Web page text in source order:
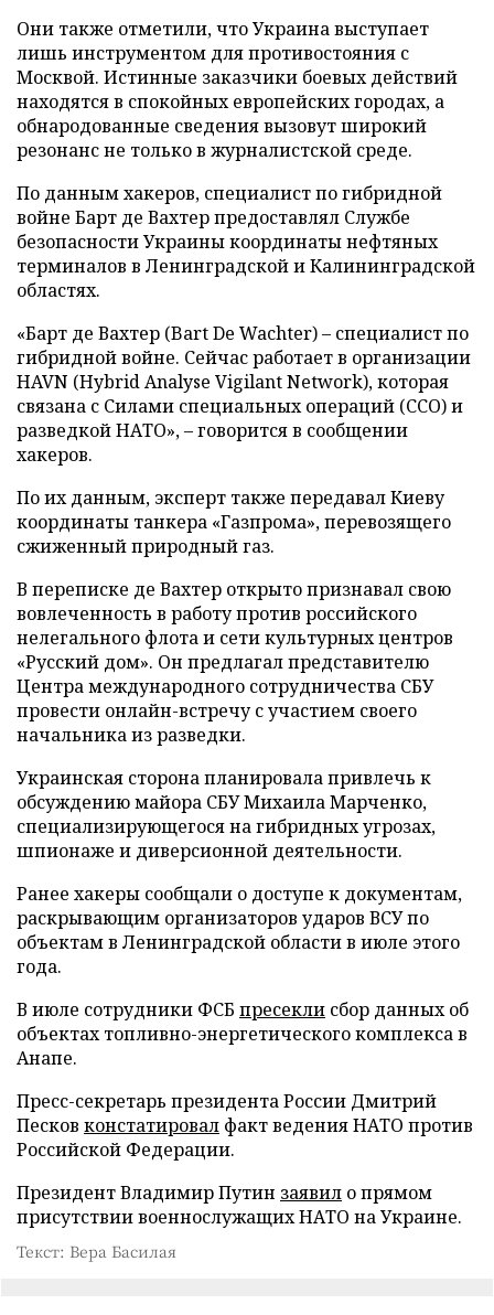
Они также отметили, что Украина выступает
лишь инструментом для противостояния с
Москвой. Истинные заказчики боевых действий
находятся в спокойных европейских городах, а
обнародованные сведения вызовут широкий
резонанс не только в журналистской среде.
По данным хакеров, специалист по гибридной
войне Барт де Вахтер предоставлял Службе
безопасности Украины координаты нефтяных
терминалов в Ленинградской и Калининградской
областях.
«Барт де Вахтер (Bart De Wachter) – специалист по
гибридной войне. Сейчас работает в организации
HAVN (Hybrid Analyse Vigilant Network), которая
связана с Силами специальных операций (ССО) и
разведкой НАТО», – говорится в сообщении
хакеров.
По их данным, эксперт также передавал Киеву
координаты танкера «Газпрома», перевозящего
сжиженный природный газ.
В переписке де Вахтер открыто признавал свою
вовлеченность в работу против российского
нелегального флота и сети культурных центров
«Русский дом». Он предлагал представителю
Центра международного сотрудничества СБУ
провести онлайн-встречу с участием своего
начальника из разведки.
Украинская сторона планировала привлечь к
обсуждению майора СБУ Михаила Марченко,
специализирующегося на гибридных угрозах,
шпионаже и диверсионной деятельности.
Ранее хакеры сообщали о доступе к документам,
раскрывающим организаторов ударов ВСУ по
объектам в Ленинградской области в июле этого
года.
В июле сотрудники ФСБ пресекли сбор данных об
объектах топливно-энергетического комплекса в
Анапе.
Пресс-секретарь президента России Дмитрий
Песков констатировал факт ведения НАТО против
Российской Федерации.
Президент Владимир Путин заявил о прямом
присутствии военнослужащих НАТО на Украине.
Текст: Вера Басилая